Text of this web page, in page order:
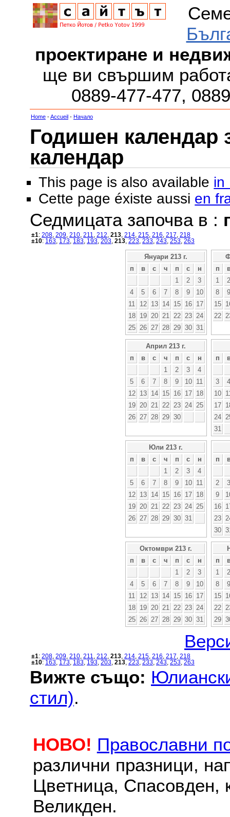
проектиране и
ще ви свършим
0889-477-477,
Home -Accueil - Начало
Годишен календар
календар
This page is also available in
Cette page éxiste aussi en
Седмицата започва в :
±1: 208 209 210 211 212 213 214 215 216 217 218
±10: 163 173 183 193 203 213 223 233 243 253 263
Януари 213 г.
п
в с ч п с
н
1
2
3
4
5 6 7 8 9
10
11
12 13 14 15 16
17
18
19 20 21 22 23
24
25
26 27 28 29 30 31
п
1
2
8
9
15
22
Април 213 г.
п
в с ч п с
н
1
2 3
4
5
6 7 8 9 10
11
12
13 14 15 16 17
18
19
20 21 22 23 24
25
26
27 28 29 30
п
3
4
10
17
24
31
Юли 213 г.
п
в с ч п с
н
1
2 3
4
5
6 7 8 9 10
11
12
13 14 15 16 17
18
19
20 21 22 23 24
25
26
27 28 29 30 31
п
2
3
9
16
23
30
Октомври 213 г.
п
в с ч п с
н
1
2
3
4
5 6 7 8 9
10
11
12 13 14 15 16
17
18
19 20 21 22 23
24
25
26 27 28 29 30 31
п
1
2
8
9
15
22
29
±1: 208 209 210 211 212 213 214 215 216 217 218
±10: 163 173 183 193 203 213 223 233 243 253 263
Вижте също:
стил).
НОВО! Православни
различни празници,
Цветница, Спасовден,
Великден.